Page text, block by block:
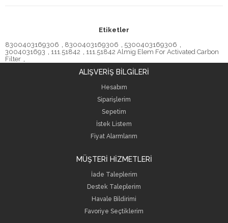
Etiketler
8300403169306 , 8300403169306 , 5300403169306 ,
3004031693 , 111.51842 , 111.51842 Almig Elem For Activated Carbon
Filter ,
ALIŞVERİŞ BİLGİLERİ
Hesabım
Siparişlerim
Sepetim
İstek Listem
Fiyat Alarmlarım
MÜŞTERİ HİZMETLERİ
İade Taleplerim
Destek Taleplerim
Havale Bildirimi
Favoriye Seçtiklerim